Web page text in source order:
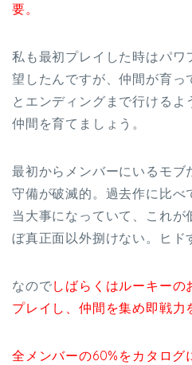
要。
私も最初プレイした時はパワ
望したんですが、仲間が育っ
とエンディングまで行ける
仲間を育てましょう。
最初からメンバーにいるモブ
守備が破滅的。過去作に比べ
当大事になっていて、これが
ぼ真正面以外捌けない。ヒド
なのでしばらくはルーキーの
プレイし、仲間を集め即戦力
全メンバーの60%をカタログ